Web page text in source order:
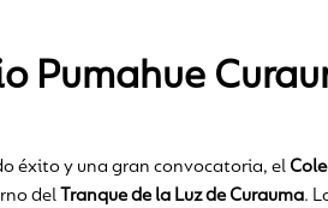
Pumahue
éxito y una gran convocatoria, el
del Tranque de la Luz de Curauma.